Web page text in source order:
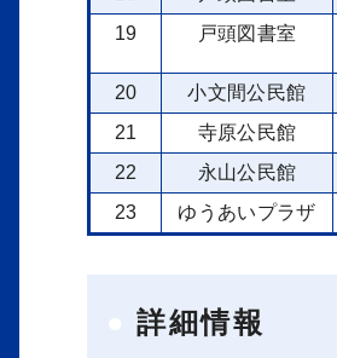
19
戸頭図書室
20 小文間公民館
21
寺原公民館
22
永山公民館
23
ゆうあいプラザ
詳細情報